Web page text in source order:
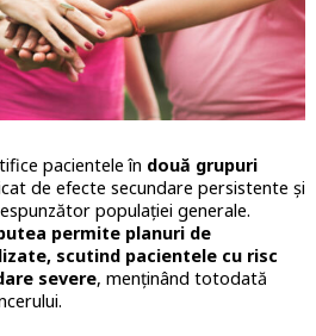
pacientele în două grupuri
de efecte secundare persistente și
populației generale.
permite planuri de
scutind pacientele cu risc
severe, menținând totodată